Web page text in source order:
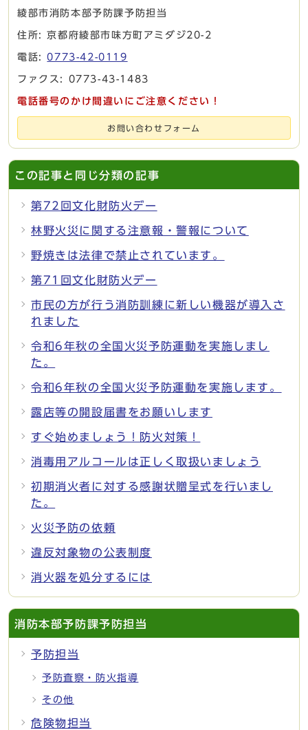
綾部市消防本部予防課予防担当
住所: 京都府綾部市味方町アミダジ20-2
電話:0773-42-0119
ファクス: 0773-43-1483
電話番号のかけ間違いにご注意ください！
お問い合わせフォーム
この記事と同じ分類の記事
第72回文化財防火デー
林野火災に関する注意報・警報について
野焼きは法律で禁止されています。
第71回文化財防火デー
市民の方が行う消防訓練に新しい機器が導入さ
れました
令和6年秋の全国火災予防運動を実施しまし
た。
令和6年秋の全国火災予防運動を実施します。
露店等の開設届書をお願いします
すぐ始めましょう！防火対策！
消毒用アルコールは正しく取扱いましょう
初期消火者に対する感謝状贈呈式を行いまし
た。
火災予防の依頼
違反対象物の公表制度
消火器を処分するには
消防本部予防課予防担当
予防担当
予防査察・防火指導
その他
危険物担当